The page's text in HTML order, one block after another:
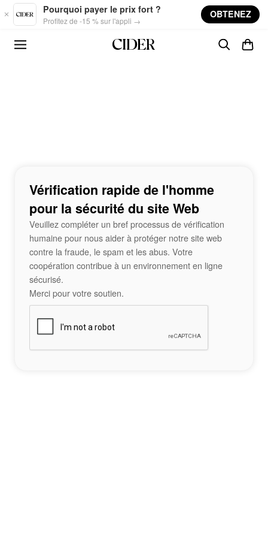
Skip to main content
Pourquoi payer le prix fort ?
Profitez de -15 % sur l'appli →
OBTENEZ
Vérification rapide de l'homme
pour la sécurité du site Web
Veuillez compléter un bref processus de vérification
humaine pour nous aider à protéger notre site web
contre la fraude, le spam et les abus. Votre
coopération contribue à un environnement en ligne
sécurisé.
Merci pour votre soutien.